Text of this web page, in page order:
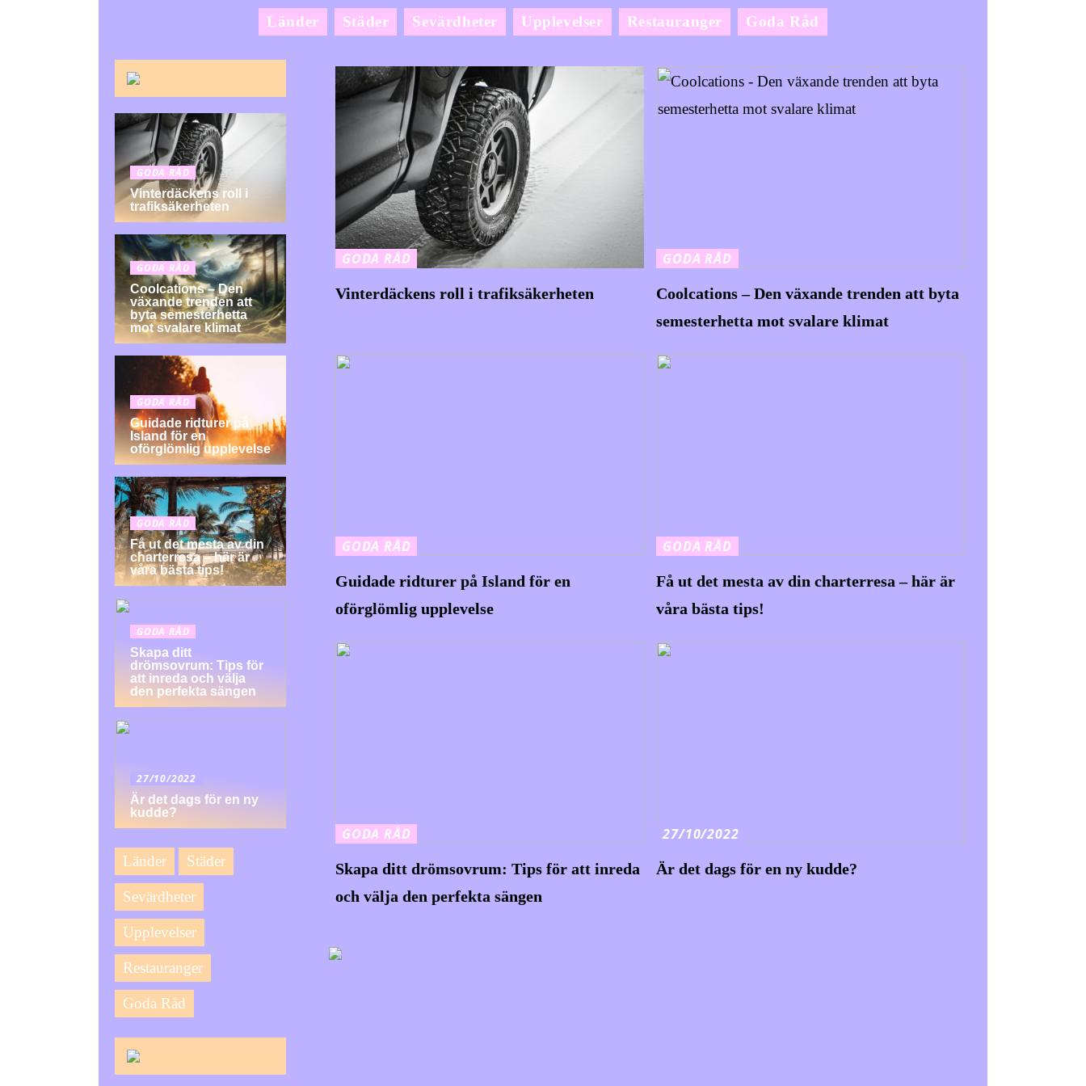
Länder Städer Sevärdheter Upplevelser Restauranger Goda Råd
GODA RÅD
Vinterdäckens roll i trafiksäkerheten
GODA RÅD
Coolcations – Den växande trenden att byta
semesterhetta mot svalare klimat
GODA RÅD
Guidade ridturer på Island för en
oförglömlig upplevelse
GODA RÅD
Få ut det mesta av din charterresa – här är
våra bästa tips!
GODA RÅD
Skapa ditt drömsovrum: Tips för att inreda
och välja den perfekta sängen
27/10/2022
Är det dags för en ny kudde?
GODA RÅD
Vinterdäckens roll i
trafiksäkerheten
GODA RÅD
Coolcations – Den
växande trenden att
byta semesterhetta
mot svalare klimat
GODA RÅD
Guidade ridturer på
Island för en
oförglömlig upplevelse
GODA RÅD
Få ut det mesta av din
charterresa – här är
våra bästa tips!
GODA RÅD
Skapa ditt
drömsovrum: Tips för
att inreda och välja
den perfekta sängen
27/10/2022
Är det dags för en ny
kudde?
Länder Städer
Sevärdheter
Upplevelser
Restauranger
Goda Råd